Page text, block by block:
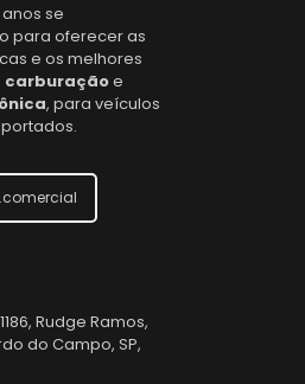
se
para oferecer as
e os melhores
carburaçãoe
, para veículos
Rudge Ramos,
do Campo, SP,